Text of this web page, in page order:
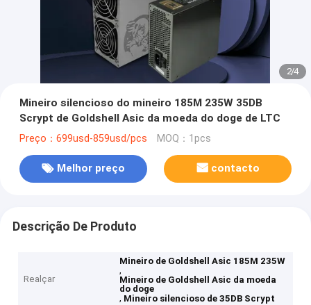
2/4
Mineiro silencioso do mineiro 185M 235W 35DB
Scrypt de Goldshell Asic da moeda do doge de LTC
Preço：699usd-859usd/pcs MOQ：1pcs
Melhor preço contacto
Descrição De Produto
Realçar
Mineiro de Goldshell Asic 185M 235W
,
Mineiro de Goldshell Asic da moeda
do doge
, Mineiro silencioso de 35DB Scrypt